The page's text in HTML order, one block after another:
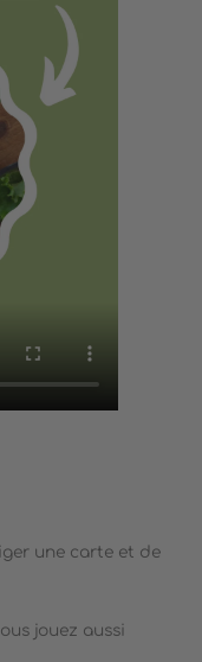
une carte et de
jouez aussi